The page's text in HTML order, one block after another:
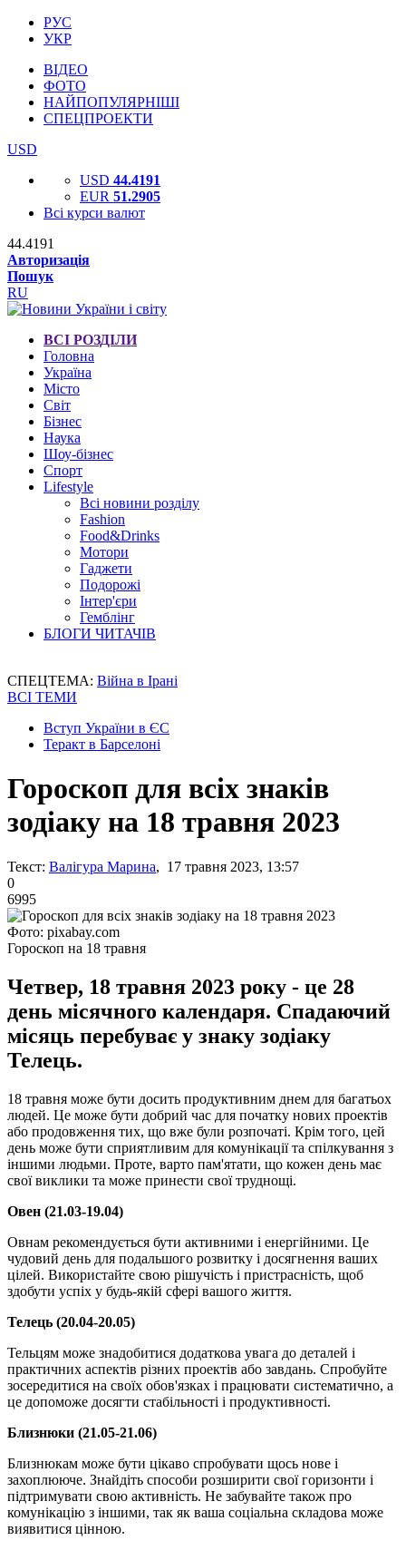
РУС
УКР
ВІДЕО
ФОТО
НАЙПОПУЛЯРНІШІ
СПЕЦПРОЕКТИ
USD
USD 44.4191
EUR 51.2905
Всі курси валют
44.4191
Авторизація
Пошук
RU
ВСІ РОЗДІЛИ
Головна
Україна
Місто
Світ
Бізнес
Наука
Шоу-бізнес
Спорт
Lifestyle
Всі новини розділу
Fashion
Food&Drinks
Мотори
Гаджети
Подорожі
Інтер'єри
Гемблінг
БЛОГИ ЧИТАЧІВ
СПЕЦТЕМА: Війна в Ірані
ВСІ ТЕМИ
Вступ України в ЄС
Теракт в Барселоні
Гороскоп для всіх знаків
зодіаку на 18 травня 2023
Текст: Валігура Марина, 17 травня 2023, 13:57
0
6995
Фото: pixabay.com
Гороскоп на 18 травня
Четвер, 18 травня 2023 року - це 28
день місячного календаря. Спадаючий
місяць перебуває у знаку зодіаку
Телець.
18 травня може бути досить продуктивним днем для багатьох
людей. Це може бути добрий час для початку нових проектів
або продовження тих, що вже були розпочаті. Крім того, цей
день може бути сприятливим для комунікації та спілкування з
іншими людьми. Проте, варто пам'ятати, що кожен день має
свої виклики та може принести свої труднощі.
Овен (21.03-19.04)
Овнам рекомендується бути активними і енергійними. Це
чудовий день для подальшого розвитку і досягнення ваших
цілей. Використайте свою рішучість і пристрасність, щоб
здобути успіх у будь-якій сфері вашого життя.
Телець (20.04-20.05)
Тельцям може знадобитися додаткова увага до деталей і
практичних аспектів різних проектів або завдань. Спробуйте
зосередитися на своїх обов'язках і працювати систематично, а
це допоможе досягти стабільності і продуктивності.
Близнюки (21.05-21.06)
Близнюкам може бути цікаво спробувати щось нове і
захоплююче. Знайдіть способи розширити свої горизонти і
підтримувати свою активність. Не забувайте також про
комунікацію з іншими, так як ваша соціальна складова може
виявитися цінною.